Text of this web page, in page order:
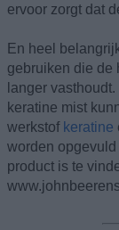
ervoor zorgt dat
En heel
gebruiken die de
langer
keratine mist
werkstof keratine
worden
product is te